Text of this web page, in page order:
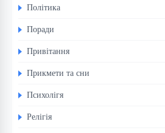
Політика
Поради
Привітання
Прикмети та сни
Психолігя
Релігія